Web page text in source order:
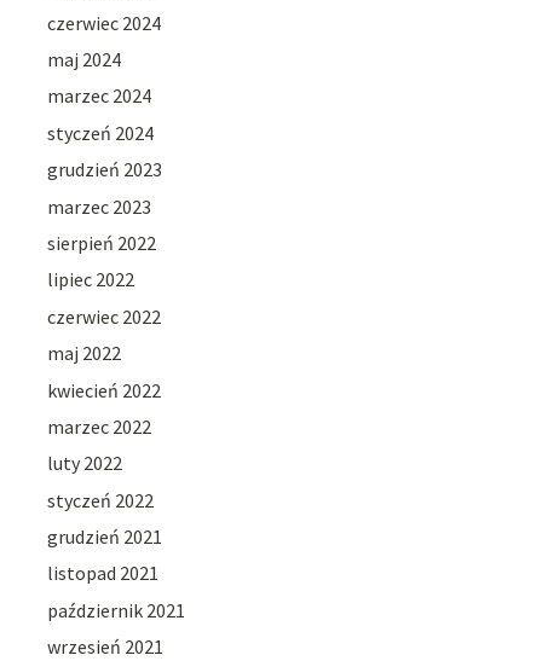
czerwiec 2024
maj 2024
marzec 2024
styczeń 2024
grudzień 2023
marzec 2023
sierpień 2022
lipiec 2022
czerwiec 2022
maj 2022
kwiecień 2022
marzec 2022
luty 2022
styczeń 2022
grudzień 2021
listopad 2021
październik 2021
wrzesień 2021